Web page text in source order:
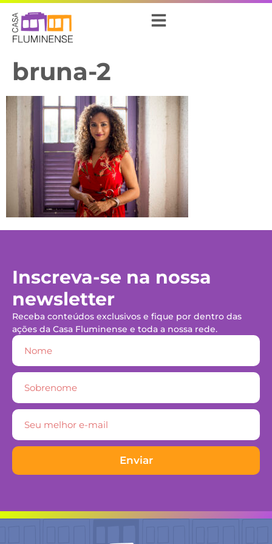
bruna-2
Inscreva-se na nossa
newsletter
Receba conteúdos exclusivos e fique por dentro das
ações da Casa Fluminense e toda a nossa rede.
Enviar